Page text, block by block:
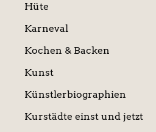
Hüte
Karneval
Kochen & Backen
Kunst
Künstlerbiographien
Kurstädte einst und jetzt